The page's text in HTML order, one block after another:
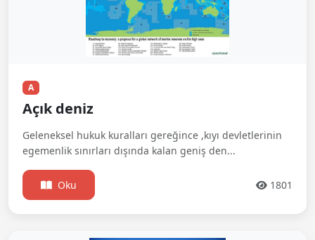
A
Açık deniz
Geleneksel hukuk kuralları gereğince ,kıyı devletlerinin
egemenlik sınırları dışında kalan geniş den...
Oku 1801